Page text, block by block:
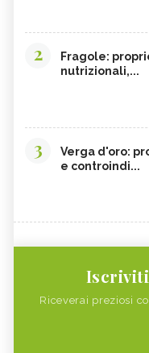
2
Fragole:
nutrizionali,...
3
Verga d'oro:
e controindi...
Riceverai preziosi